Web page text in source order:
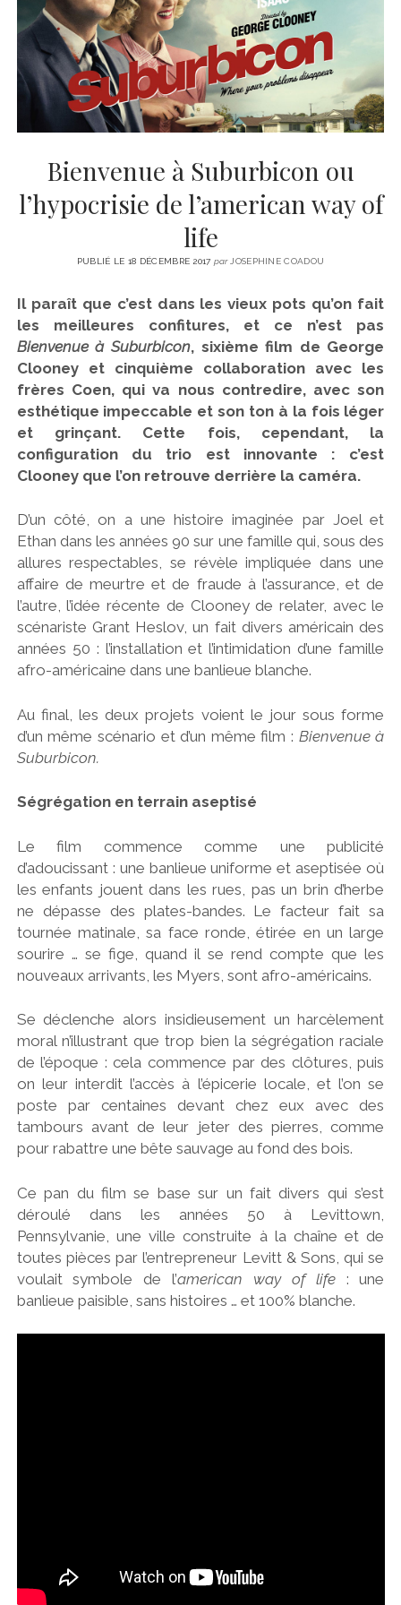
CINÉMA
LITTÉRATURE
ÉCONOMIE
SPORT
MÉDIAS
SANTÉ
instagram
email
email-
form
Bienvenue à Suburbicon ou
l’hypocrisie de l’american way of
life
PUBLIÉ LE 18 DÉCEMBRE 2017 parJOSEPHINE COADOU
Il paraît que c’est dans les vieux pots qu’on fait
les meilleures confitures, et ce n’est pas
Bienvenue à Suburbicon, sixième film de George
Clooney et cinquième collaboration avec les
frères Coen, qui va nous contredire, avec son
esthétique impeccable et son ton à la fois léger
et grinçant. Cette fois, cependant, la
configuration du trio est innovante : c’est
Clooney que l’on retrouve derrière la caméra.
D’un côté, on a une histoire imaginée par Joel et
Ethan dans les années 90 sur une famille qui, sous des
allures respectables, se révèle impliquée dans une
affaire de meurtre et de fraude à l’assurance, et de
l’autre, l’idée récente de Clooney de relater, avec le
scénariste Grant Heslov, un fait divers américain des
années 50 : l’installation et l’intimidation d’une famille
afro-américaine dans une banlieue blanche.
Au final, les deux projets voient le jour sous forme
d’un même scénario et d’un même film : Bienvenue à
Suburbicon.
Ségrégation en terrain aseptisé
Le film commence comme une publicité
d’adoucissant : une banlieue uniforme et aseptisée où
les enfants jouent dans les rues, pas un brin d’herbe
ne dépasse des plates-bandes. Le facteur fait sa
tournée matinale, sa face ronde, étirée en un large
sourire … se fige, quand il se rend compte que les
nouveaux arrivants, les Myers, sont afro-américains.
Se déclenche alors insidieusement un harcèlement
moral n’illustrant que trop bien la ségrégation raciale
de l’époque : cela commence par des clôtures, puis
on leur interdit l’accès à l’épicerie locale, et l’on se
poste par centaines devant chez eux avec des
tambours avant de leur jeter des pierres, comme
pour rabattre une bête sauvage au fond des bois.
Ce pan du film se base sur un fait divers qui s’est
déroulé dans les années 50 à Levittown,
Pennsylvanie, une ville construite à la chaîne et de
toutes pièces par l’entrepreneur Levitt & Sons, qui se
voulait symbole de l’american way of life : une
banlieue paisible, sans histoires … et 100% blanche.